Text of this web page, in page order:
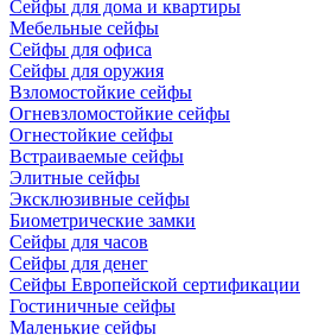
Сейфы для дома и квартиры
Мебельные сейфы
Сейфы для офиса
Сейфы для оружия
Взломостойкие сейфы
Огневзломостойкие сейфы
Огнестойкие сейфы
Встраиваемые сейфы
Элитные сейфы
Эксклюзивные сейфы
Биометрические замки
Сейфы для часов
Сейфы для денег
Сейфы Европейской сертификации
Гостиничные сейфы
Маленькие сейфы